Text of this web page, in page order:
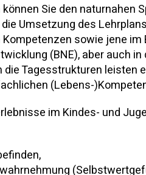
Sie den naturnahen
Umsetzung des
sowie jene im
(BNE), aber auch
die Tagesstrukturen leisten
(Lebens-
im Kindes- und